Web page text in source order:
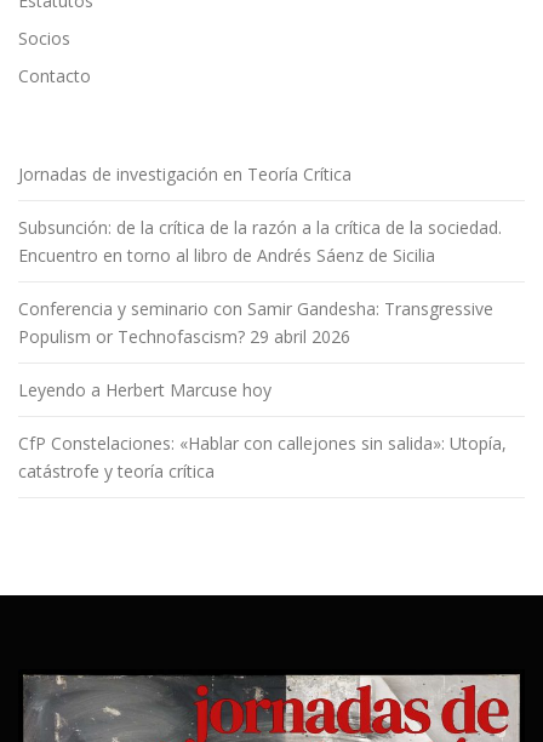
Socios
Contacto
Jornadas de investigación en Teoría Crítica
Subsunción: de la crítica de la razón a la crítica de la sociedad.
Encuentro en torno al libro de Andrés Sáenz de Sicilia
Conferencia y seminario con Samir Gandesha: Transgressive
Populism or Technofascism? 29 abril 2026
Leyendo a Herbert Marcuse hoy
CfP Constelaciones: «Hablar con callejones sin salida»: Utopía,
catástrofe y teoría crítica